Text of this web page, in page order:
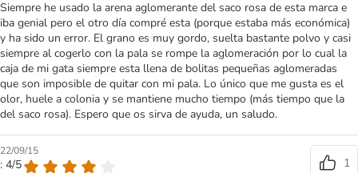
Siempre he usado la arena aglomerante del saco rosa de esta marca e
iba genial pero el otro día compré esta (porque estaba más económica)
y ha sido un error. El grano es muy gordo, suelta bastante polvo y casi
siempre al cogerlo con la pala se rompe la aglomeración por lo cual la
caja de mi gata siempre esta llena de bolitas pequeñas aglomeradas
que son imposible de quitar con mi pala. Lo único que me gusta es el
olor, huele a colonia y se mantiene mucho tiempo (más tiempo que la
del saco rosa). Espero que os sirva de ayuda, un saludo.
22/09/15
: 4/5
1